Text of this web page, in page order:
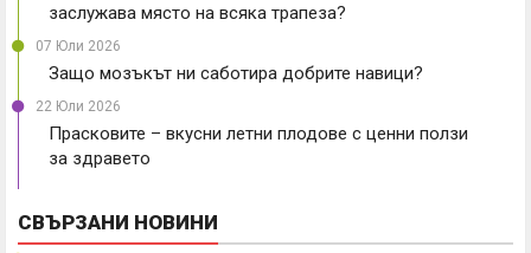
заслужава място на всяка трапеза?
07 Юли 2026
Защо мозъкът ни саботира добрите навици?
22 Юли 2026
Прасковите – вкусни летни плодове с ценни ползи
за здравето
СВЪРЗАНИ НОВИНИ